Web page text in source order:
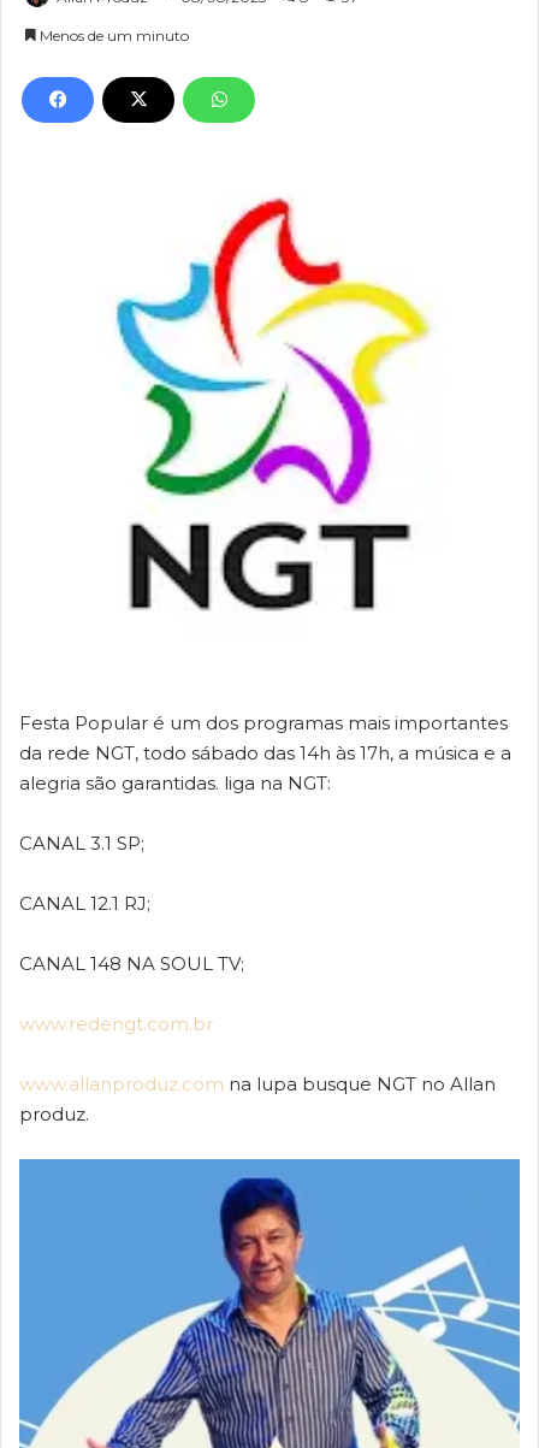
Menos de um minuto
Festa Popular é um dos programas mais importantes
da rede NGT, todo sábado das 14h às 17h, a música e a
alegria são garantidas. liga na NGT:
CANAL 3.1 SP;
CANAL 12.1 RJ;
CANAL 148 NA SOUL TV;
www.redengt.com.br
www.allanproduz.com na lupa busque NGT no Allan
produz.